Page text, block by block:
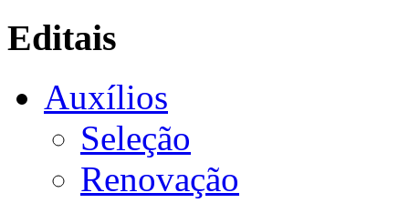
Editais
Auxílios
Seleção
Renovação